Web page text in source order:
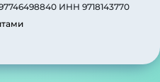
ИНН 9718143770